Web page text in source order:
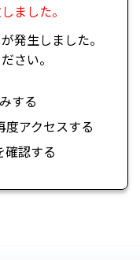
ました。
発生しました。
さい。
する
度アクセスする
確認する